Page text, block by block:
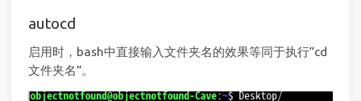
autocd
启用时，bash中直接输入文件夹名的效果等同于执行“cd
文件夹名”。